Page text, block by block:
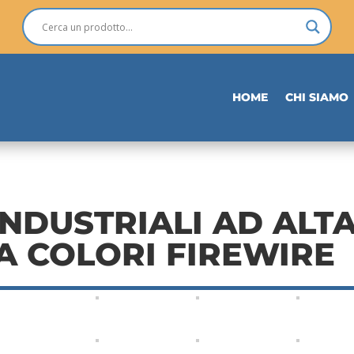
HOME CHI SIAMO
AD
COLORI FIREWIRE